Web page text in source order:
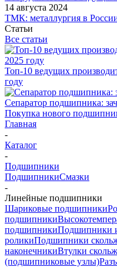
14 августа 2024
ТМК: металлургия в
Статьи
Все статьи
Топ-10 ведущих
году
Сепаратор подшипника:
Покупка нового
Главная
-
Каталог
-
Подшипники
ПодшипникиСмазки
-
Линейные подшипники
Шариковые подшипники
подшипники
подшипникиПодшипники
роликиПодшипники
наконечникиВтулки
(подшипниковые узлы)